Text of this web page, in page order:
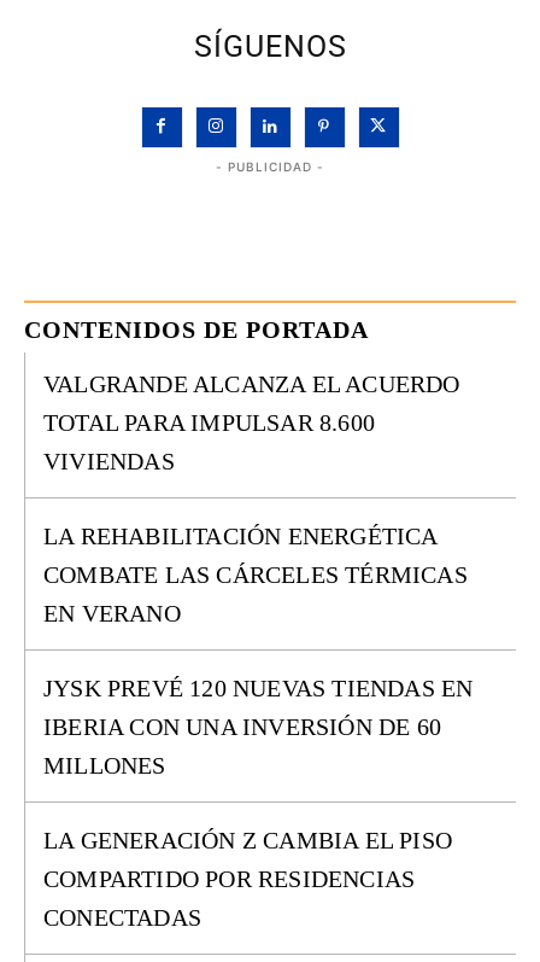
SÍGUENOS
- PUBLICIDAD -
CONTENIDOS DE PORTADA
VALGRANDE ALCANZA EL ACUERDO
TOTAL PARA IMPULSAR 8.600
VIVIENDAS
LA REHABILITACIÓN ENERGÉTICA
COMBATE LAS CÁRCELES TÉRMICAS
EN VERANO
JYSK PREVÉ 120 NUEVAS TIENDAS EN
IBERIA CON UNA INVERSIÓN DE 60
MILLONES
LA GENERACIÓN Z CAMBIA EL PISO
COMPARTIDO POR RESIDENCIAS
CONECTADAS